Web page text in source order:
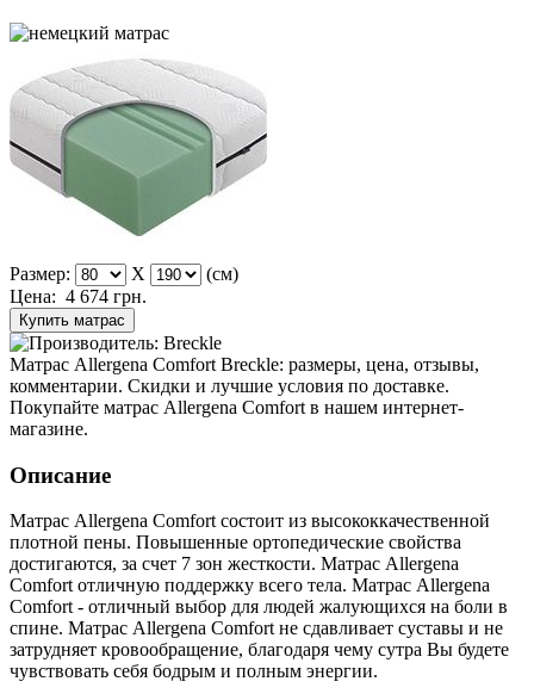
Размер: X
(см)
Цена: 4 674 грн.
Купить матрас
Матрас Allergena Comfort Breckle: размеры, цена, отзывы,
комментарии. Скидки и лучшие условия по доставке.
Покупайте матрас Allergena Comfort в нашем интернет-
магазине.
Описание
Матрас Allergena Comfort состоит из высококкачественной
плотной пены. Повышенные ортопедические свойства
достигаются, за счет 7 зон жесткости. Матрас Allergena
Comfort отличную поддержку всего тела. Матрас Allergena
Comfort - отличный выбор для людей жалующихся на боли в
спине. Матрас Allergena Comfort не сдавливает суставы и не
затрудняет кровообращение, благодаря чему сутра Вы будете
чувствовать себя бодрым и полным энергии.